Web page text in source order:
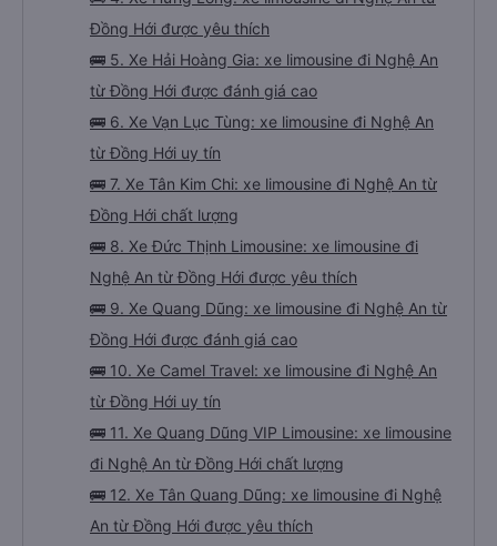
Đồng Hới được yêu thích
🚌 5. Xe Hải Hoàng Gia: xe limousine đi Nghệ An
từ Đồng Hới được đánh giá cao
🚌 6. Xe Vạn Lục Tùng: xe limousine đi Nghệ An
từ Đồng Hới uy tín
🚌 7. Xe Tân Kim Chi: xe limousine đi Nghệ An từ
Đồng Hới chất lượng
🚌 8. Xe Đức Thịnh Limousine: xe limousine đi
Nghệ An từ Đồng Hới được yêu thích
🚌 9. Xe Quang Dũng: xe limousine đi Nghệ An từ
Đồng Hới được đánh giá cao
🚌 10. Xe Camel Travel: xe limousine đi Nghệ An
từ Đồng Hới uy tín
🚌 11. Xe Quang Dũng VIP Limousine: xe limousine
đi Nghệ An từ Đồng Hới chất lượng
🚌 12. Xe Tân Quang Dũng: xe limousine đi Nghệ
An từ Đồng Hới được yêu thích